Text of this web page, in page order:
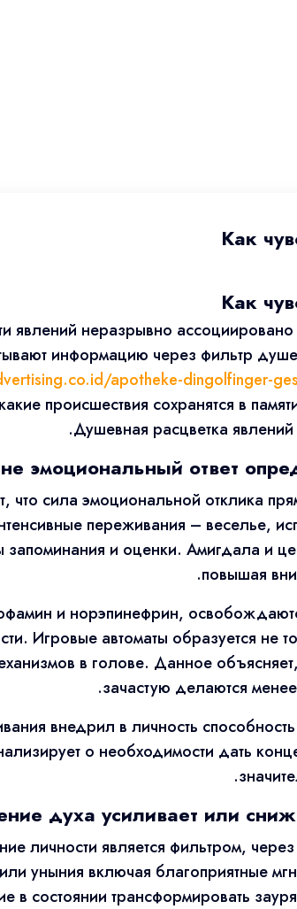
Как
Как
явлений неразрывно
информацию через фильтр
apotheke-dingolfinger-
происшествия сохранятся в
Душевная расцветка
эмоциональный ответ
сила эмоциональной отклика
переживания – веселье,
и оценки. Амигдала и
повышая
и норэпинефрин,
Игровые автоматы образуется не
в голове. Данное
зачастую делаются
внедрил в личность
о необходимости дать
духа усиливает или
личности является фильтром,
уныния включая благоприятные
в состоянии трансформировать